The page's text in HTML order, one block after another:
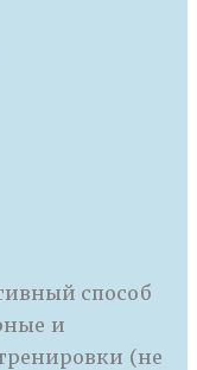
способ
и
(не